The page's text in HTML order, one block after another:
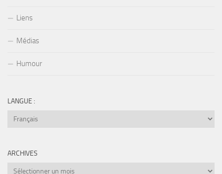
Liens
Médias
Humour
LANGUE :
ARCHIVES
Archives